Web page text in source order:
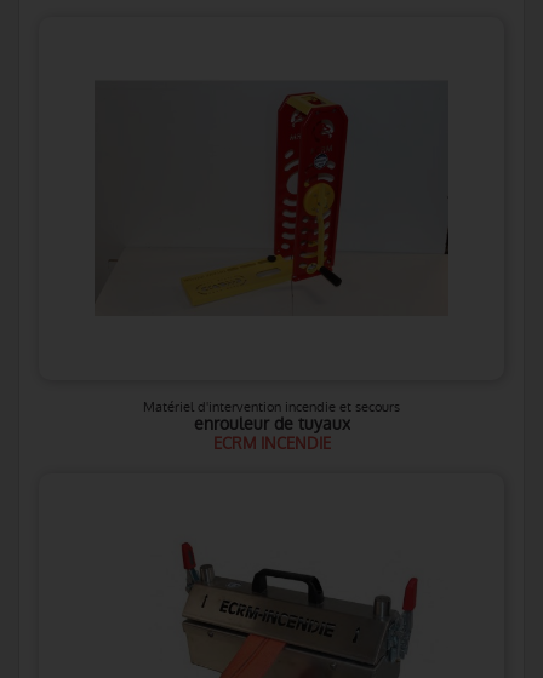
Matériel d'intervention incendie et secours
enrouleur de tuyaux
ECRM INCENDIE